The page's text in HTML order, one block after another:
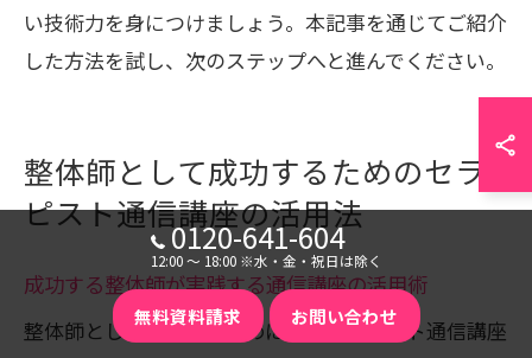
い技術力を身につけましょう。本記事を通じてご紹介
した方法を試し、次のステップへと進んでください。
整体師として成功するためのセラ
ピスト通信講座の活用法
成功する整体師が実践する通信講座の活用術
整体師として成功するためには、セラピスト通信講座
0120-641-604
12:00 〜 18:00 ※水・金・祝日は除く
無料資料請求 お問い合わせ